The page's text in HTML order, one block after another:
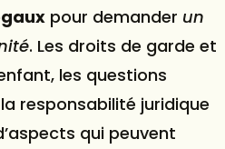
pour demander un
. Les droits de garde et
les questions
responsabilité juridique
qui peuvent